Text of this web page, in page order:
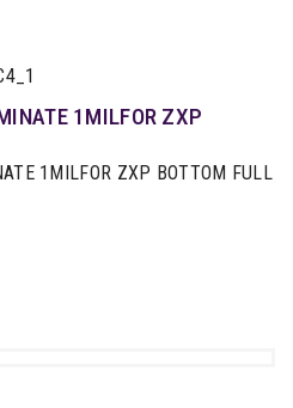
1MILFOR ZXP
1MILFOR ZXP BOTTOM FULL